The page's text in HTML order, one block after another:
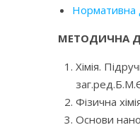
Нормативна
МЕТОДИЧНА
Хімія.
Фізична
Основи